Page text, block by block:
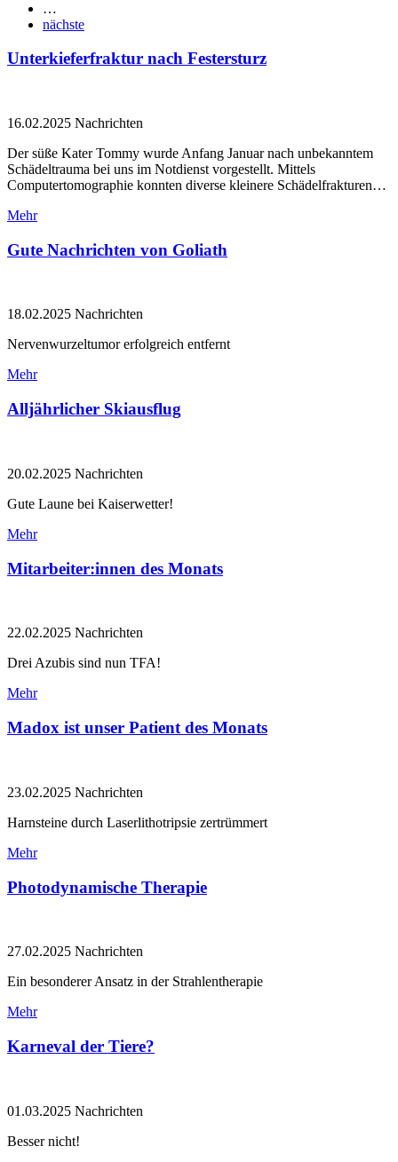
…
nächste
Unterkieferfraktur nach Festersturz
16.02.2025 Nachrichten
Der süße Kater Tommy wurde Anfang Januar nach unbekanntem
Schädeltrauma bei uns im Notdienst vorgestellt. Mittels
Computertomographie konnten diverse kleinere Schädelfrakturen…
Mehr
Gute Nachrichten von Goliath
18.02.2025 Nachrichten
Nervenwurzeltumor erfolgreich entfernt
Mehr
Alljährlicher Skiausflug
20.02.2025 Nachrichten
Gute Laune bei Kaiserwetter!
Mehr
Mitarbeiter:innen des Monats
22.02.2025 Nachrichten
Drei Azubis sind nun TFA!
Mehr
Madox ist unser Patient des Monats
23.02.2025 Nachrichten
Harnsteine durch Laserlithotripsie zertrümmert
Mehr
Photodynamische Therapie
27.02.2025 Nachrichten
Ein besonderer Ansatz in der Strahlentherapie
Mehr
Karneval der Tiere?
01.03.2025 Nachrichten
Besser nicht!